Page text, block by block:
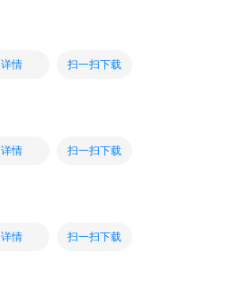
详情 扫一扫下载
详情 扫一扫下载
详情 扫一扫下载